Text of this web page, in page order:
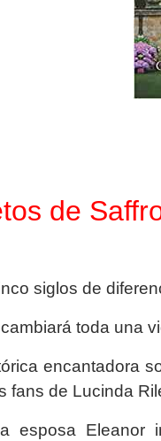
de
siglos de
toda una
encantadora
fans de Lucinda
esposa Eleanor